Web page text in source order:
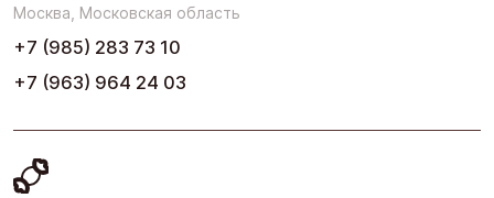
Москва, Московская область
+7 (985) 283 73 10
+7 (963) 964 24 03